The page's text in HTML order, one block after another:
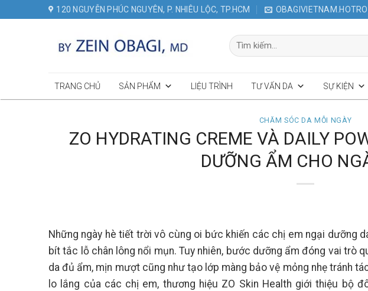
120 NGUYỄN PHÚC NGUYÊN, P. NHIÊU LỘC, TP.HCM
Tìm
kiếm:
TRANG CHỦ SẢN PHẨM LIỆU TRÌNH TƯ VẤN DA SỰ KIỆN
CHĂM SÓC DA MỖI NGÀY
ZO HYDRATING CREME VÀ DAILY
DƯỠNG ẨM CHO
Những ngày hè tiết trời vô cùng oi bức khiến các chị em ngại dưỡng
bít tắc lỗ chân lông nổi mụn. Tuy nhiên, bước dưỡng ẩm đóng vai trò
da đủ ẩm, mịn mượt cũng như tạo lớp màng bảo vệ mỏng nhẹ tránh
lo lắng của các chị em, thương hiệu ZO Skin Health giới thiệu bộ